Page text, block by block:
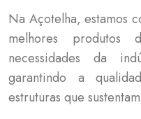
Na Açotelha, estamos
melhores
necessidades da
garantindo a
estruturas que